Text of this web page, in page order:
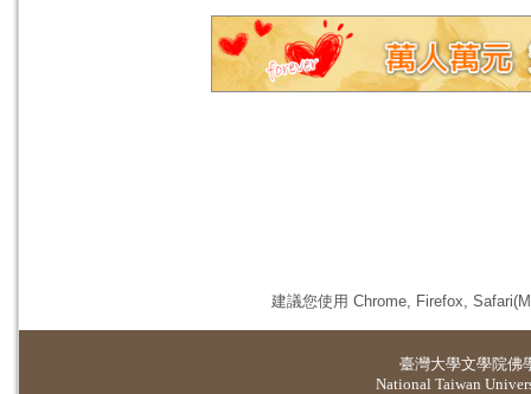
建議您使用 Chrome, Firefox,
臺灣大學文學院佛
National Taiwan